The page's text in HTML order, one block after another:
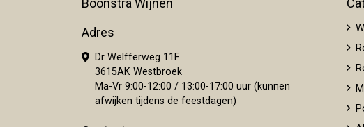
Boonstra Wijnen
Adres
Dr Welfferweg 11F
3615AK Westbroek
Ma-Vr 9:00-12:00 / 13:00-17:00 uur (kunnen
afwijken tijdens de feestdagen)